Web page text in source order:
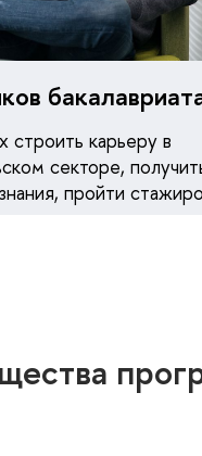
строить карьеру в
секторе,
пройти
компаниями